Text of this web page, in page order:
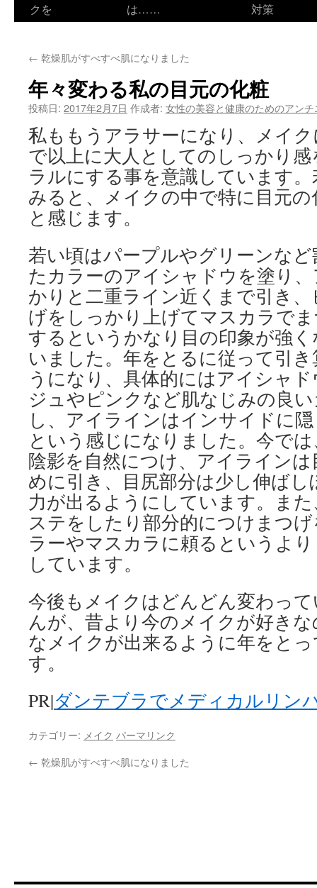
クを
は……
対策
← 乾燥肌がすべすべ肌になりました
年々変わる私の目元の化粧
投稿日: 2017年2月7日 作成者: 女性の美容と健康のためのアン
私ももうアラサーになり、メイ
で以上に大人としてのしっかり
ラルにする事を意識しています
みると、メイクの中で特に目元
と感じます。
若い頃はパープルやグリーンな
たカラーのアイシャドウを塗り
かりと二重ライン近くまで引き
げをしっかり上げてマスカラで
するというかなり目の印象が強
いました。年をとるに従って引
うになり、具体的にはアイシャ
ジュやピンクなど肌なじみの良
し、アイラインはインサイドに
という感じになりました。今で
陰影を自然につけ、アイライン
めに引き、目尻部分は少し伸ば
力が出るようにしています。ま
ステをしたり部分的につけまつ
ラーやマスカラに頼るというよ
しています。
今後もメイクはどんどん変わっ
んが、昔より今のメイクが好き
なメイクが出来るように年をと
す。
PR|ダンテブラでメディカルリン
カテゴリー: メイク パーマリンク
← 乾燥肌がすべすべ肌になりました